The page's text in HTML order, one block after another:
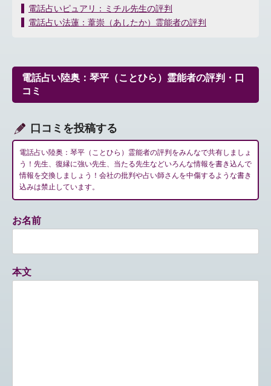
投
稿
ー
シ
電話占いピュアリ：ミチル先生の評判
電話占い法蓮：葦崇（あしたか）霊能者の評判
電話占い陸奥：琴平（ことひら）霊能者の評判・口
コミ
口コミを投稿する
電話占い陸奥：琴平（ことひら）霊能者の評判をみんなで共有しましょ
う！先生、復縁に強い先生、当たる先生などいろんな情報を書き込んで
情報を交換しましょう！会社の批判や占い師さんを中傷するような書き
込みは禁止しています。
お名前
本文